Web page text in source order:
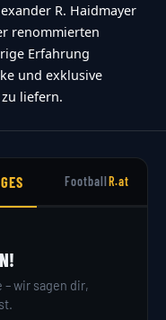
R. Haidmayer
renommierten
Erfahrung
und exklusive
liefern.
FootballR.at
– wir sagen dir,